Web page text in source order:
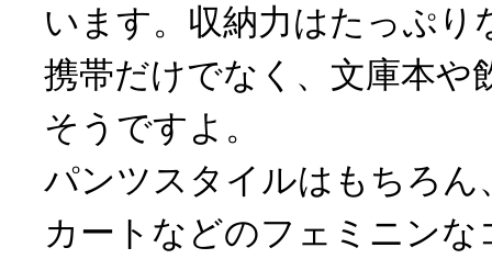
います。収納力はたっぷり
携帯だけでなく、文庫本や
そうですよ。
パンツスタイルはもちろん
カートなどのフェミニン